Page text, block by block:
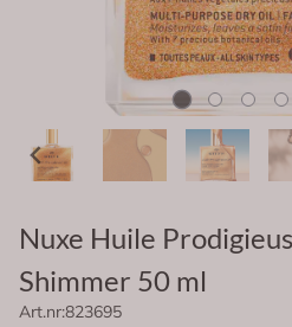
Nuxe Huile
Shimmer 50 ml
Art.nr:823695